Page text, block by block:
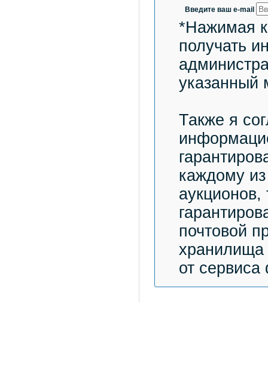
Введите ваш e-mail
*Нажимая
получать
указанный
Также я
каждому
почтовой
хранилища
от сервиса